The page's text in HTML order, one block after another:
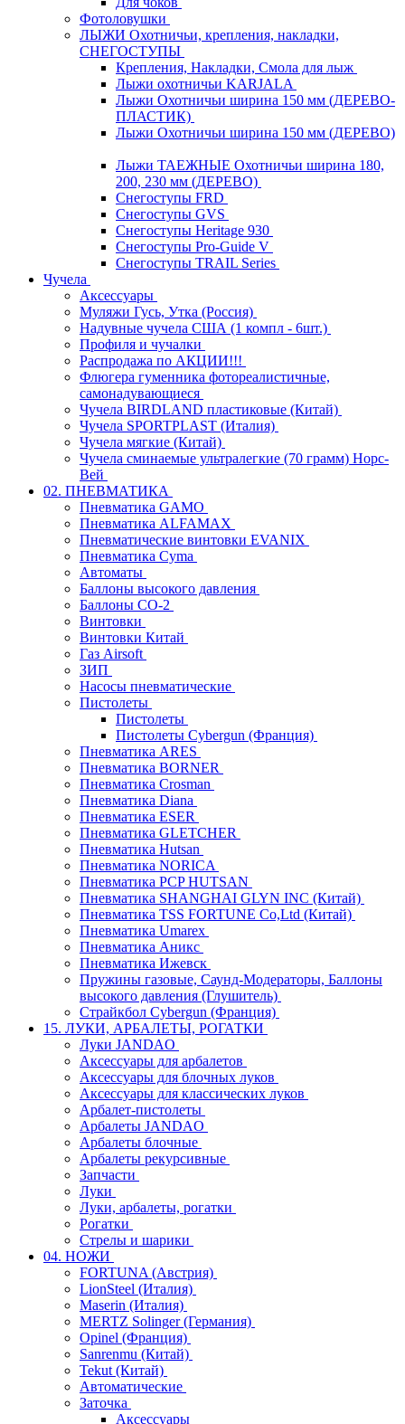
Фотоловушки
ЛЫЖИ Охотничьи, крепления, накладки,
СНЕГОСТУПЫ
Крепления, Накладки, Смола для лыж
Лыжи охотничьи KARJALA
Лыжи Охотничьи ширина 150 мм (ДЕРЕВО-
ПЛАСТИК)
Лыжи Охотничьи ширина 150 мм (ДЕРЕВО)
Лыжи ТАЕЖНЫЕ Охотничьи ширина 180,
200, 230 мм (ДЕРЕВО)
Снегоступы FRD
Снегоступы GVS
Снегоступы Heritage 930
Снегоступы Pro-Guide V
Снегоступы TRAIL Series
Чучела
Аксессуары
Муляжи Гусь, Утка (Россия)
Надувные чучела США (1 компл - 6шт.)
Профиля и чучалки
Распродажа по АКЦИИ!!!
Флюгера гуменника фотореалистичные,
самонадувающиеся
Чучела BIRDLAND пластиковые (Китай)
Чучела SPORTPLAST (Италия)
Чучела мягкие (Китай)
Чучела сминаемые ультралегкие (70 грамм) Норс-
Вей
02. ПНЕВМАТИКА
Пневматика GAMO
Пневматика ALFAMAX
Пневматические винтовки EVANIX
Пневматика Cyma
Автоматы
Баллоны высокого давления
Баллоны СО-2
Винтовки
Винтовки Китай
Газ Airsoft
ЗИП
Насосы пневматические
Пистолеты
Пистолеты
Пистолеты Cybergun (Франция)
Пневматика ARES
Пневматика BORNER
Пневматика Crosman
Пневматика Diana
Пневматика ESER
Пневматика GLETCHER
Пневматика Hutsan
Пневматика NORICA
Пневматика PCP HUTSAN
Пневматика SHANGHAI GLYN INC (Китай)
Пневматика TSS FORTUNE Co,Ltd (Китай)
Пневматика Umarex
Пневматика Аникс
Пневматика Ижевск
Пружины газовые, Саунд-Модераторы, Баллоны
высокого давления (Глушитель)
Страйкбол Cybergun (Франция)
15. ЛУКИ, АРБАЛЕТЫ, РОГАТКИ
Луки JANDAO
Аксессуары для арбалетов
Аксессуары для блочных луков
Аксессуары для классических луков
Арбалет-пистолеты
Арбалеты JANDAO
Арбалеты блочные
Арбалеты рекурсивные
Запчасти
Луки
Луки, арбалеты, рогатки
Рогатки
Стрелы и шарики
04. НОЖИ
FORTUNA (Австрия)
LionSteel (Италия)
Maserin (Италия)
MERTZ Solinger (Германия)
Opinel (Франция)
Sanrenmu (Китай)
Tekut (Китай)
Автоматические
Заточка
Аксессуары